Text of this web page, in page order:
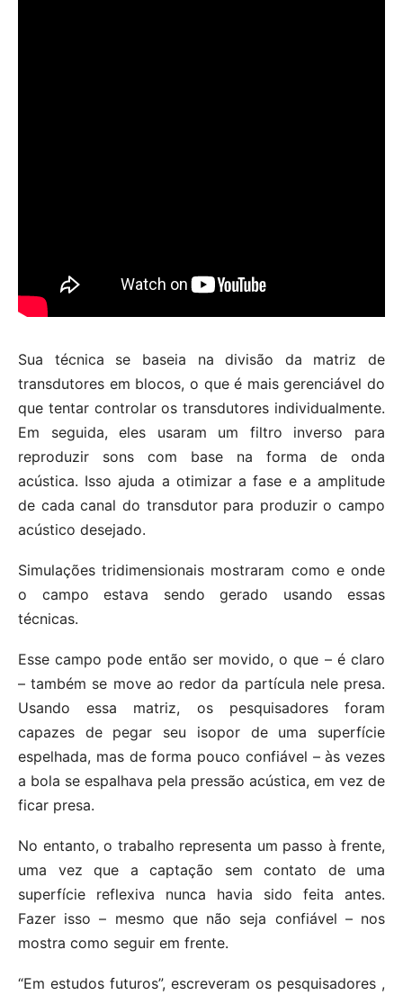
Sua técnica se baseia na divisão da matriz de
transdutores em blocos, o que é mais gerenciável do
que tentar controlar os transdutores individualmente.
Em seguida, eles usaram um filtro inverso para
reproduzir sons com base na forma de onda
acústica. Isso ajuda a otimizar a fase e a amplitude
de cada canal do transdutor para produzir o campo
acústico desejado.
Simulações tridimensionais mostraram como e onde
o campo estava sendo gerado usando essas
técnicas.
Esse campo pode então ser movido, o que – é claro
– também se move ao redor da partícula nele presa.
Usando essa matriz, os pesquisadores foram
capazes de pegar seu isopor de uma superfície
espelhada, mas de forma pouco confiável – às vezes
a bola se espalhava pela pressão acústica, em vez de
ficar presa.
No entanto, o trabalho representa um passo à frente,
uma vez que a captação sem contato de uma
superfície reflexiva nunca havia sido feita antes.
Fazer isso – mesmo que não seja confiável – nos
mostra como seguir em frente.
“Em estudos futuros”, escreveram os pesquisadores ,